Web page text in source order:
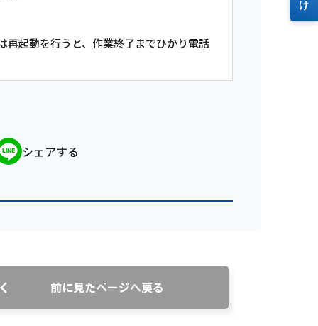
再起動を行うと、作業終了までひかり電話
シェアする
前に見たページへ戻る